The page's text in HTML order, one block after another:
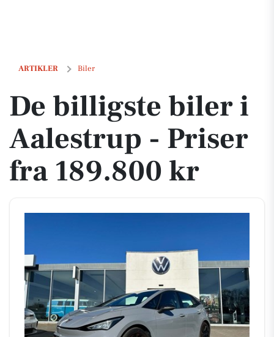
ARTIKLER Biler
De billigste biler i Aalestrup - Priser fra 189.800 kr
De billigste biler i
Aalestrup - Priser
fra 189.800 kr